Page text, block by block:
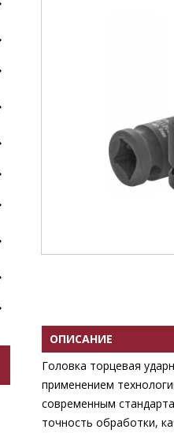
ОПИСАНИЕ
Головка торцевая
применением
современным
точность обработки,